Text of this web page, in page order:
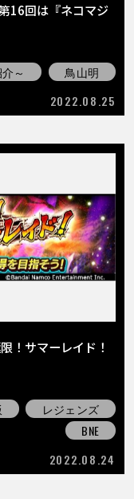
16回は『ネコマジ
～
鳥山明
2022.08.25
！サマーレイド！
レジェンズ
BNE
2022.08.24